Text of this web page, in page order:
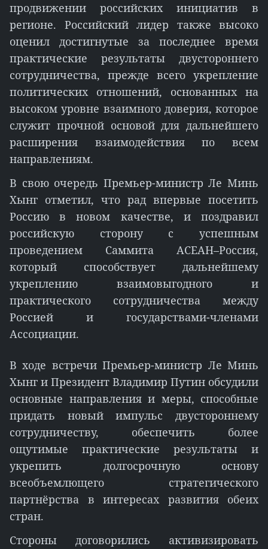
продвижении российских инициатив в
регионе. Российский лидер также высоко
оценил достигнутые за последнее время
практические результаты двустороннего
сотрудничества, прежде всего укрепление
политических отношений, основанных на
высоком уровне взаимного доверия, которое
служит прочной основой для дальнейшего
расширения взаимодействия по всем
направлениям.
В свою очередь Премьер-министр Ле Минь
Хынг отметил, что рад впервые посетить
Россию в новом качестве, и поздравил
российскую сторону с успешным
проведением Саммита АСЕАН–Россия,
который способствует дальнейшему
укреплению взаимовыгодного и
практического сотрудничества между
Россией и государствами-членами
Ассоциации.
В ходе встречи Премьер-министр Ле Минь
Хынг и Президент Владимир Путин обсудили
основные направления и меры, способные
придать новый импульс двустороннему
сотрудничеству, обеспечить более
ощутимые практические результаты и
укрепить долгосрочную основу
всеобъемлющего стратегического
партнёрства в интересах развития обеих
стран.
Стороны договорились активизировать